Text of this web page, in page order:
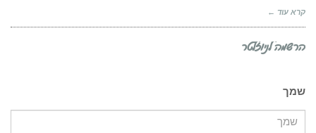
קרא עוד ←
הרשמה לניוזלטר
שמך